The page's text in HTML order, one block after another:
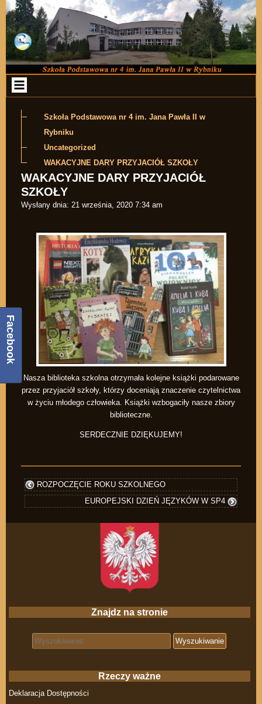
Przejdź do zawartości
Szkoła Podstawowa nr 4 im. Jana Pawła II w
Rybniku
Uncategorized
WAKACYJNE DARY PRZYJACIÓŁ SZKOŁY
WAKACYJNE DARY PRZYJACIÓŁ
SZKOŁY
Wysłany dnia: 21 września, 2020 7:34 am
Nasza biblioteka szkolna otrzymała kolejne książki podarowane
przez przyjaciół szkoły, którzy doceniają znaczenie czytelnictwa
w życiu młodego człowieka. Książki wzbogaciły nasze zbiory
biblioteczne.
SERDECZNIE DZIĘKUJEMY!
ROZPOCZĘCIE ROKU SZKOLNEGO
EUROPEJSKI DZIEŃ JĘZYKÓW W SP4
Znajdz na stronie
Search for:
Rzeczy ważne
Deklaracja Dostępności
Facebook